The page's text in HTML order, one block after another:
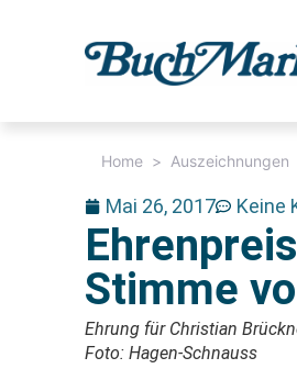
Home > Auszeichnungen
Mai 26, 2017 Keine
Stimme
Ehrung für Christian
Foto: Hagen-Schnauss